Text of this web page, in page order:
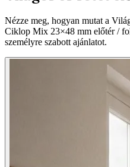
Nézze meg, hogyan mutat a
Ciklop Mix 23×48 mm előtér /
személyre szabott ajánlatot.